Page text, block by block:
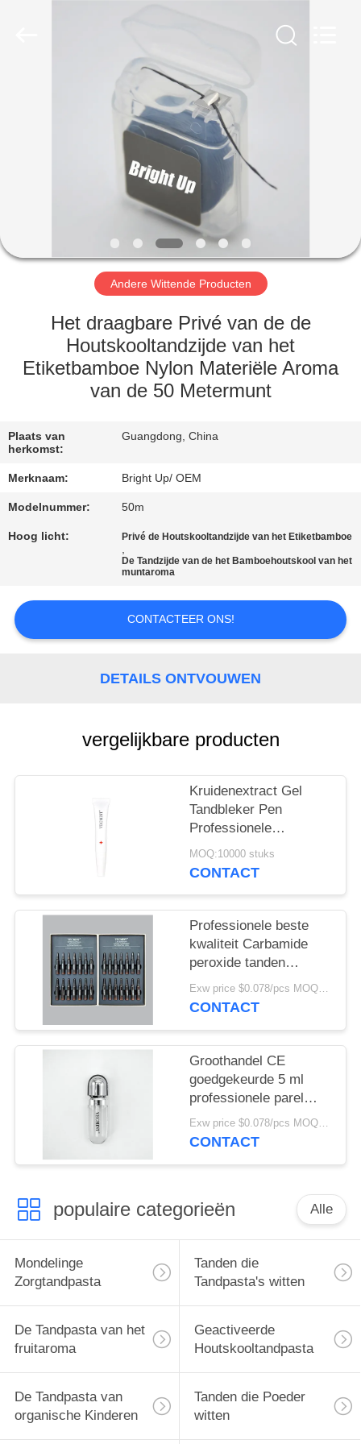
PRODUCTEN
ONGEVEER
ONS
FABRIEKSREIS
KWALITEITSCONTROLE
ONS
OM
EEN
SITEMAP
PRIVACYBELEID
Andere Wittende Producten
Het draagbare Privé van de de
Houtskooltandzijde van het
Etiketbamboe Nylon Materiële Aroma
van de 50 Metermunt
Plaats van
herkomst:
Guangdong, China
Merknaam: Bright Up/ OEM
Modelnummer: 50m
Hoog licht: Privé de Houtskooltandzijde van het Etiketbamboe
,
De Tandzijde van de het Bamboehoutskool van het
muntaroma
CONTACTEER ONS!
DETAILS ONTVOUWEN
vergelijkbare producten
Kruidenextract Gel
Tandbleker Pen
Professionele
Dagelijkse Instant
Bleker Pen Voor
producten
MOQ:10000 stuks
CONTACT
Professionele beste
kwaliteit Carbamide
peroxide tanden
whitening gel van hoge
kwaliteit CE MSDS
Exw price $0.078/pcs MOQ:30000pcs
CONTACT
Groothandel CE
goedgekeurde 5 ml
professionele parel
tanden whitening gel
Carbamide peroxide
Exw price $0.078/pcs MOQ:30000pcs
CONTACT
populaire categorieën Alle
Mondelinge
Zorgtandpasta
Tanden die
Tandpasta's witten
De Tandpasta van het
fruitaroma
Geactiveerde
Houtskooltandpasta
De Tandpasta van
organische Kinderen
Tanden die Poeder
witten